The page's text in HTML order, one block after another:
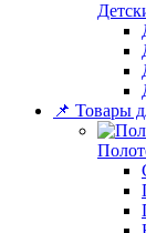
📌 Товары